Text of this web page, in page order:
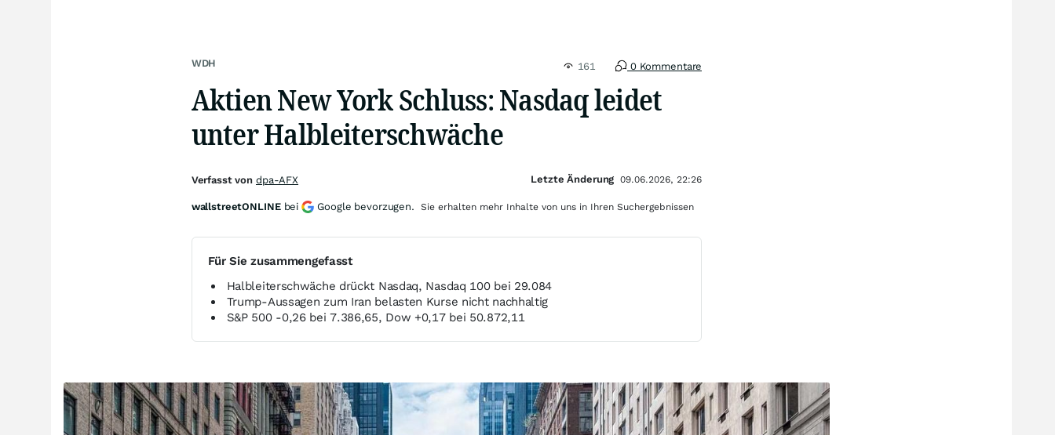
WDH 161 0 Kommentare
Aktien New York Schluss: Nasdaq leidet
unter Halbleiterschwäche
Für Sie zusammengefasst
Halbleiterschwäche drückt Nasdaq, Nasdaq 100 bei 29.084
Trump-Aussagen zum Iran belasten Kurse nicht nachhaltig
S&P 500 -0,26 bei 7.386,65, Dow +0,17 bei 50.872,11
Verfasst von dpa-AFX Letzte Änderung 09.06.2026, 22:26
wallstreetONLINE bei Google bevorzugen. Sie erhalten mehr Inhalte von uns in Ihren Suchergebnissen